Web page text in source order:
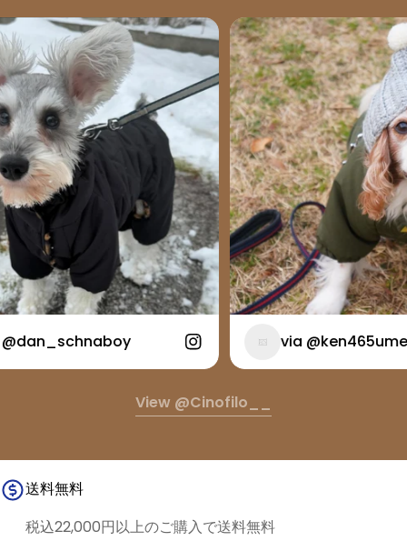
via @ken465ume
View @cinofilo__
送料無料
税込22,000円以上のご購入で送料無料